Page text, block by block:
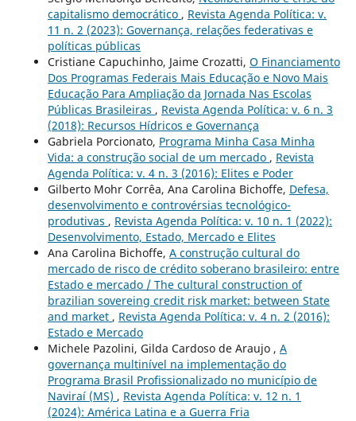
capitalismo democrático , Revista Agenda Política: v.
11 n. 2 (2023): Governança, relações federativas e
políticas públicas
Cristiane Capuchinho, Jaime Crozatti, O Financiamento
Dos Programas Federais Mais Educação e Novo Mais
Educação Para Ampliação da Jornada Nas Escolas
Públicas Brasileiras , Revista Agenda Política: v. 6 n. 3
(2018): Recursos Hídricos e Governança
Gabriela Porcionato, Programa Minha Casa Minha
Vida: a construção social de um mercado , Revista
Agenda Política: v. 4 n. 3 (2016): Elites e Poder
Gilberto Mohr Corrêa, Ana Carolina Bichoffe, Defesa,
desenvolvimento e controvérsias tecnológico-
produtivas , Revista Agenda Política: v. 10 n. 1 (2022):
Desenvolvimento, Estado, Mercado e Elites
Ana Carolina Bichoffe, A construção cultural do
mercado de risco de crédito soberano brasileiro: entre
Estado e mercado / The cultural construction of
brazilian sovereing credit risk market: between State
and market , Revista Agenda Política: v. 4 n. 2 (2016):
Estado e Mercado
Michele Pazolini, Gilda Cardoso de Araujo , A
governança multinível na implementação do
Programa Brasil Profissionalizado no município de
Naviraí (MS) , Revista Agenda Política: v. 12 n. 1
(2024): América Latina e a Guerra Fria